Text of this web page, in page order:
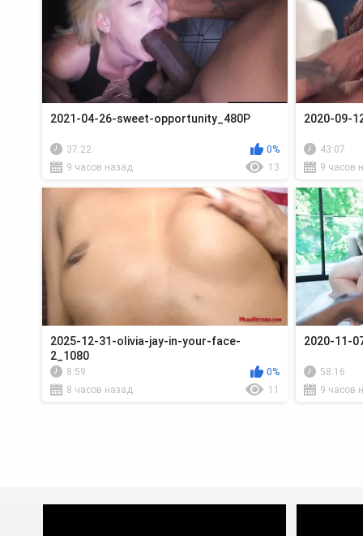
2021-04-26-sweet-opportunity_480P
37:22
0%
9 часов назад
13
2020-09-
43:07
9 часов
2025-12-31-olivia-jay-in-your-face-
2_1080
8:59
0%
8 часов назад
11
2020-11-
58:16
9 часов